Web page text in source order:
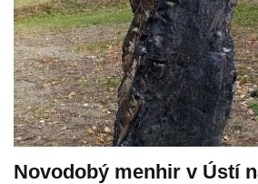
Novodobý menhir v Ústí